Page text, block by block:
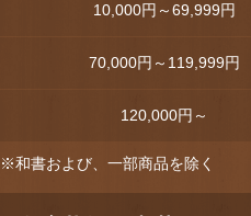
10,000円～69,999円
70,000円～119,999円
120,000円～
※和書および、一部商品を除く